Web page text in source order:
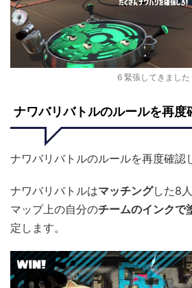
6 緊張してきました
ナワバリバトルのルールを再度
ナワバリバトルのルールを再度確認
ナワバリバトルはマッチングした8
マップ上の自分のチームのインクで
定します。